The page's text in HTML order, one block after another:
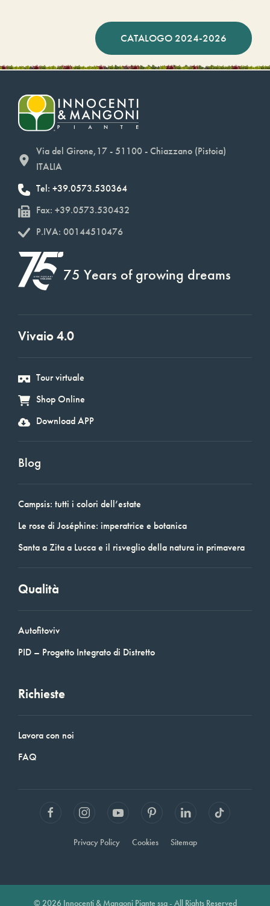
CATALOGO 2024-2026
Via del Girone,17 - 51100 - Chiazzano (Pistoia)
ITALIA
Tel: +39.0573.530364
Fax: +39.0573.530432
P.IVA: 00144510476
75 Years of growing dreams
Vivaio 4.0
Tour virtuale
Shop Online
Download APP
Blog
Campsis: tutti i colori dell’estate
Le rose di Joséphine: imperatrice e botanica
Santa a Zita a Lucca e il risveglio della natura in primavera
Qualità
Autofitoviv
PID – Progetto Integrato di Distretto
Richieste
Lavora con noi
FAQ
Privacy Policy Cookies Sitemap
© 2026 Innocenti & Mangoni Piante ssa - All Rights Reserved